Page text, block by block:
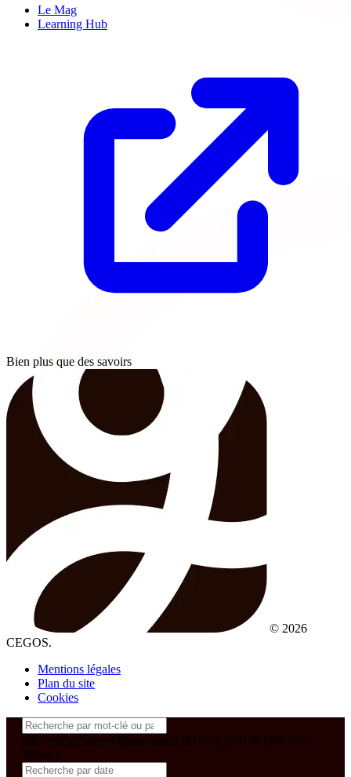
Le Mag
Learning Hub
Bien plus que des savoirs
© 2026
CEGOS.
Mentions légales
Plan du site
Cookies
&& config('laravel-theme-inter.CEGOS_COUNTRY') !=
'neves')